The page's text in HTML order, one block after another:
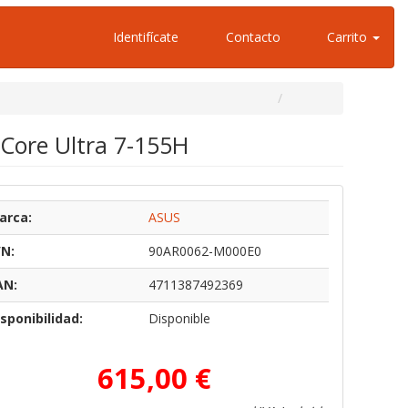
Identifícate Contacto Carrito
Ultra 7-155H
ASUS
90AR0062-M000E0
4711387492369
Disponible
615,00 €